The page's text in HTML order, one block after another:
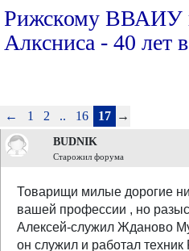
Рижскому ВВАИУ
Алксниса - 40 лет
← 1 2 .. 16 17 →
BUDNIK
Старожил форума
Товарищи милые дорогие
вашей профессии , но
Алексей-служил Жданово
он служил и работал